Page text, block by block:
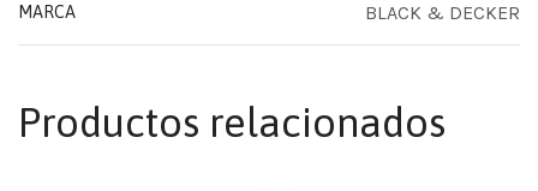
MARCA BLACK & DECKER
Productos relacionados